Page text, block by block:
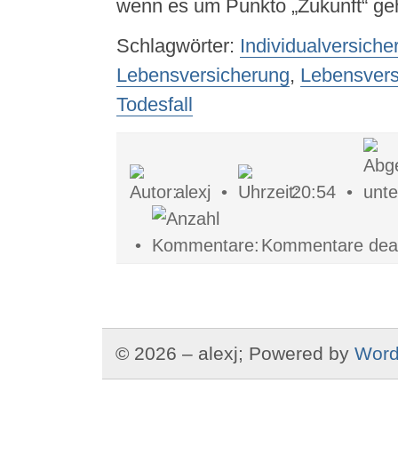
wenn es um Punkto „Zukunft“
Schlagwörter:
Lebensversicherung,
Todesfall
alexj • 20:54 •
• Kommentare
© 2026 – alexj; Powered by